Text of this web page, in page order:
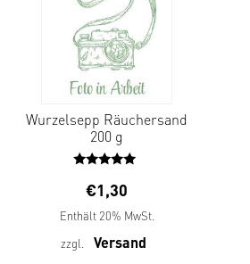
Wurzelsepp Räuchersand
200 g
Bewertet
mit
5.00
von 5
€1,30
Enthält 20% MwSt.
zzgl. Versand